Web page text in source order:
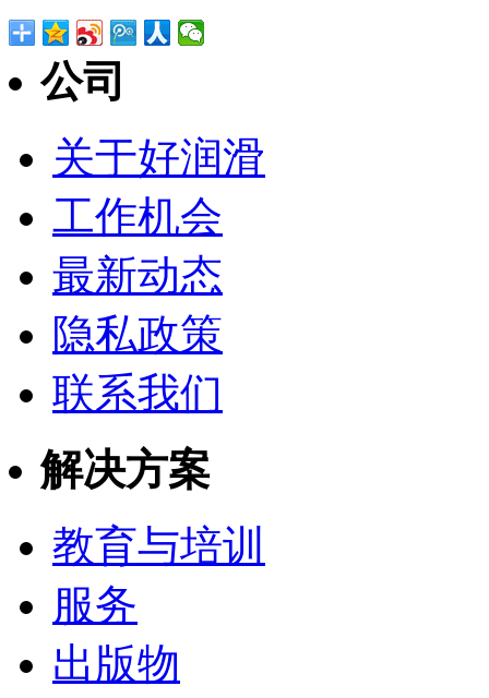
公司
关于好润滑
工作机会
最新动态
隐私政策
联系我们
解决方案
教育与培训
服务
出版物